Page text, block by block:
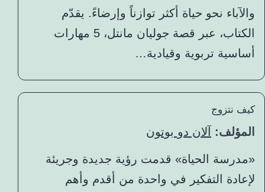
والآباء نحو حياة أكثر توازناً وإرضاءً. يقدّم
الكتاب، عبر قصة جوليان مانتل، 5 مهارات
أساسية تربوية وقيادية…
كيف نتزوج
المؤلف: آلان دو بوتون
«مدرسة الحياة» قدمت رؤية جديدة وجريئة
لإعادة التفكير في واحدة من أقدم وأهم